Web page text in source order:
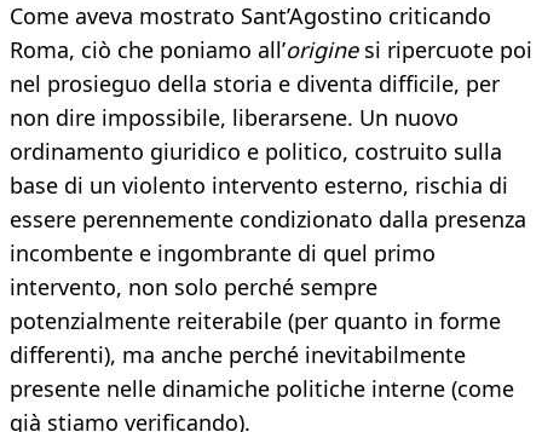
Come aveva mostrato Sant’Agostino criticando
Roma, ciò che poniamo all’originesi ripercuote poi
nel prosieguo della storia e diventa difficile, per
non dire impossibile, liberarsene. Un nuovo
ordinamento giuridico e politico, costruito sulla
base di un violento intervento esterno, rischia di
essere perennemente condizionato dalla presenza
incombente e ingombrante di quel primo
intervento, non solo perché sempre
potenzialmente reiterabile (per quanto in forme
differenti), ma anche perché inevitabilmente
presente nelle dinamiche politiche interne (come
già stiamo verificando).